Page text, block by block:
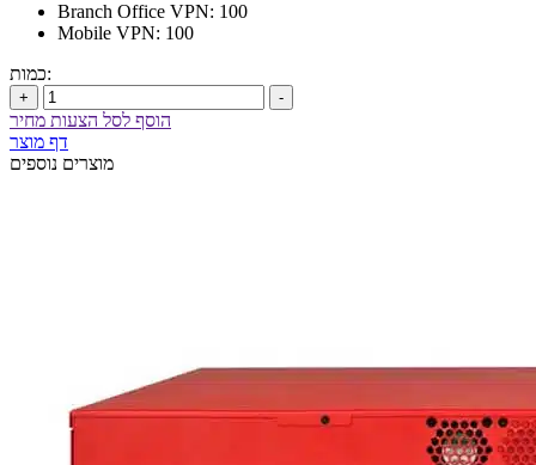
Branch Office VPN: 100
Mobile VPN: 100
כמות:
+ -
הוסף לסל הצעות מחיר
דף מוצר
מוצרים נוספים